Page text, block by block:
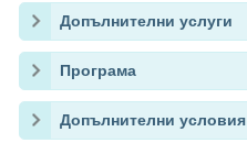
Допълнителни услуги
Програма
Допълнителни условия